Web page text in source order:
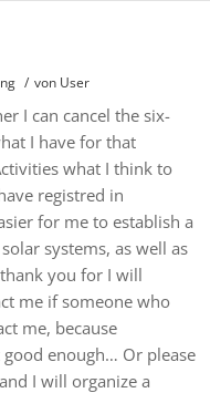
/ von User
I can cancel the six-
I have for that
what I think to
registred in
for me to establish a
systems, as well as
you for I will
me if someone who
me, because
enough… Or please
I will organize a